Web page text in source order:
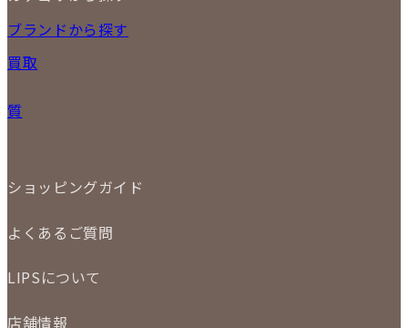
17
18
NEW ITEM
時計
小物
ジュエリー
ブランドから探す
買取
店頭買取
LINE査定
買取実績
質
ショッピングガイド
商品について
お支払いについて
よくあるご質問
商品について
質について
LIPSについて
店舗情報